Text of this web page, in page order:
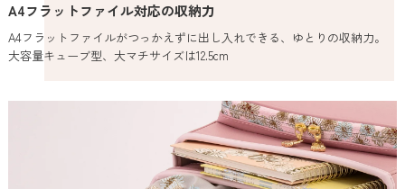
A4フラットファイル対応の収納力
A4フラットファイルがつっかえずに出し入れできる、ゆとりの収納力。
大容量キューブ型、大マチサイズは12.5cm